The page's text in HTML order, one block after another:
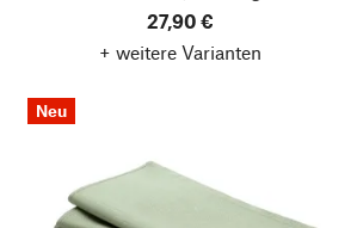
27,90 €
+ weitere Varianten
Neu